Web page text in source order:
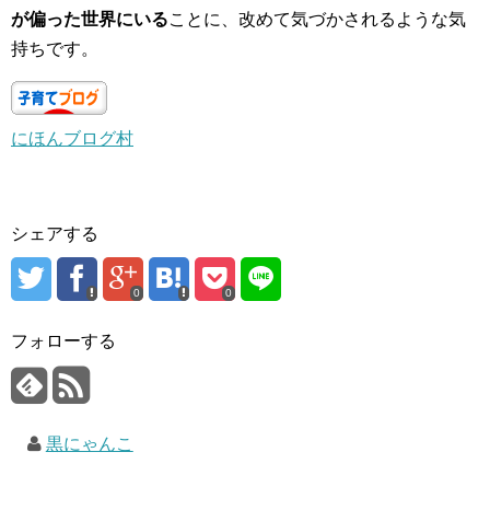
が偏った世界にいることに、改めて気づかされるような気
持ちです。
にほんブログ村
シェアする
0 0
フォローする
黒にゃんこ